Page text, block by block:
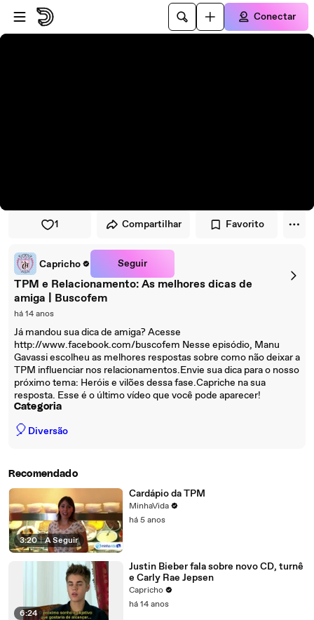
Pular para o player
Ir para o conteúdo principal
Conectar
1 Compartilhar Favorito
Capricho Seguir
TPM e Relacionamento: As melhores dicas de
amiga | Buscofem
há 14 anos
Já mandou sua dica de amiga? Acesse
http://www.facebook.com/buscofem Nesse episódio, Manu
Gavassi escolheu as melhores respostas sobre como não deixar a
TPM influenciar nos relacionamentos.Envie sua dica para o nosso
próximo tema: Heróis e vilões dessa fase.Capriche na sua
resposta. Esse é o último vídeo que você pode aparecer!
Categoria
🎈 Diversão
Recomendado
3:20 | A Seguir
Cardápio da TPM
MinhaVida
há 5 anos
6:24
Justin Bieber fala sobre novo CD, turnê
e Carly Rae Jepsen
Capricho
há 14 anos